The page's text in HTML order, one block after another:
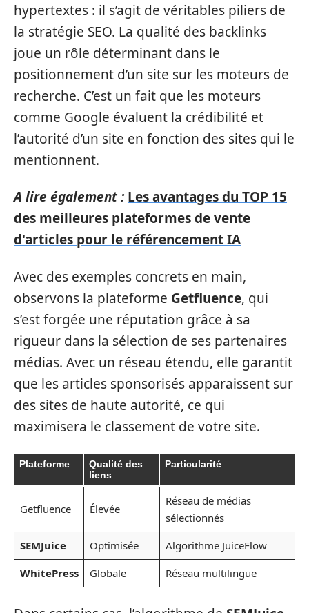
hypertextes : il s’agit de véritables piliers de
la stratégie SEO. La qualité des backlinks
joue un rôle déterminant dans le
positionnement d’un site sur les moteurs de
recherche. C’est un fait que les moteurs
comme Google évaluent la crédibilité et
l’autorité d’un site en fonction des sites qui le
mentionnent.
A lire également : Les avantages du TOP 15
des meilleures plateformes de vente
d'articles pour le référencement IA
Avec des exemples concrets en main,
observons la plateforme Getfluence, qui
s’est forgée une réputation grâce à sa
rigueur dans la sélection de ses partenaires
médias. Avec un réseau étendu, elle garantit
que les articles sponsorisés apparaissent sur
des sites de haute autorité, ce qui
maximisera le classement de votre site.
Plateforme
Qualité des
liens
Particularité
Getfluence Élevée
Réseau de médias
sélectionnés
SEMJuice
Optimisée
Algorithme JuiceFlow
WhitePress
Globale Réseau multilingue